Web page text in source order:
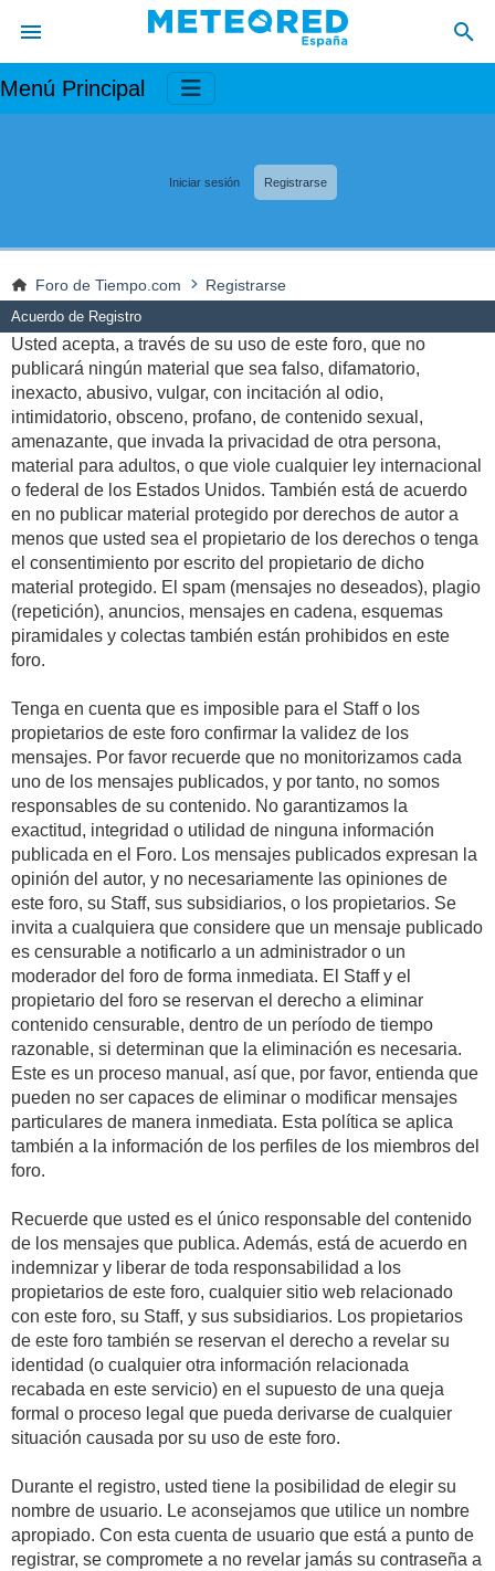
Menú Principal
Iniciar sesión Registrarse
Foro de Tiempo.com Registrarse
Acuerdo de Registro
Usted acepta, a través de su uso de este foro, que no
publicará ningún material que sea falso, difamatorio,
inexacto, abusivo, vulgar, con incitación al odio,
intimidatorio, obsceno, profano, de contenido sexual,
amenazante, que invada la privacidad de otra persona,
material para adultos, o que viole cualquier ley internacional
o federal de los Estados Unidos. También está de acuerdo
en no publicar material protegido por derechos de autor a
menos que usted sea el propietario de los derechos o tenga
el consentimiento por escrito del propietario de dicho
material protegido. El spam (mensajes no deseados), plagio
(repetición), anuncios, mensajes en cadena, esquemas
piramidales y colectas también están prohibidos en este
foro.
Tenga en cuenta que es imposible para el Staff o los
propietarios de este foro confirmar la validez de los
mensajes. Por favor recuerde que no monitorizamos cada
uno de los mensajes publicados, y por tanto, no somos
responsables de su contenido. No garantizamos la
exactitud, integridad o utilidad de ninguna información
publicada en el Foro. Los mensajes publicados expresan la
opinión del autor, y no necesariamente las opiniones de
este foro, su Staff, sus subsidiarios, o los propietarios. Se
invita a cualquiera que considere que un mensaje publicado
es censurable a notificarlo a un administrador o un
moderador del foro de forma inmediata. El Staff y el
propietario del foro se reservan el derecho a eliminar
contenido censurable, dentro de un período de tiempo
razonable, si determinan que la eliminación es necesaria.
Este es un proceso manual, así que, por favor, entienda que
pueden no ser capaces de eliminar o modificar mensajes
particulares de manera inmediata. Esta política se aplica
también a la información de los perfiles de los miembros del
foro.
Recuerde que usted es el único responsable del contenido
de los mensajes que publica. Además, está de acuerdo en
indemnizar y liberar de toda responsabilidad a los
propietarios de este foro, cualquier sitio web relacionado
con este foro, su Staff, y sus subsidiarios. Los propietarios
de este foro también se reservan el derecho a revelar su
identidad (o cualquier otra información relacionada
recabada en este servicio) en el supuesto de una queja
formal o proceso legal que pueda derivarse de cualquier
situación causada por su uso de este foro.
Durante el registro, usted tiene la posibilidad de elegir su
nombre de usuario. Le aconsejamos que utilice un nombre
apropiado. Con esta cuenta de usuario que está a punto de
registrar, se compromete a no revelar jamás su contraseña a